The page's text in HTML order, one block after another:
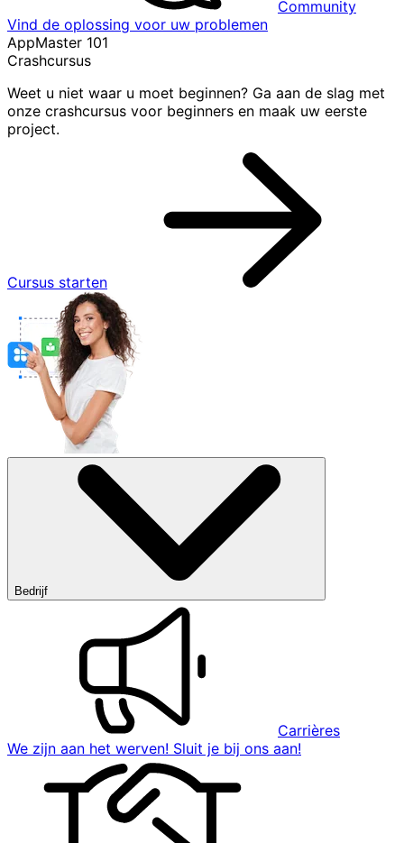
Community
Vind de oplossing voor uw problemen
AppMaster 101
Crashcursus
Weet u niet waar u moet beginnen? Ga aan de slag met
onze crashcursus voor beginners en maak uw eerste
project.
Cursus starten
Bedrijf
Carrières
We zijn aan het werven! Sluit je bij ons aan!